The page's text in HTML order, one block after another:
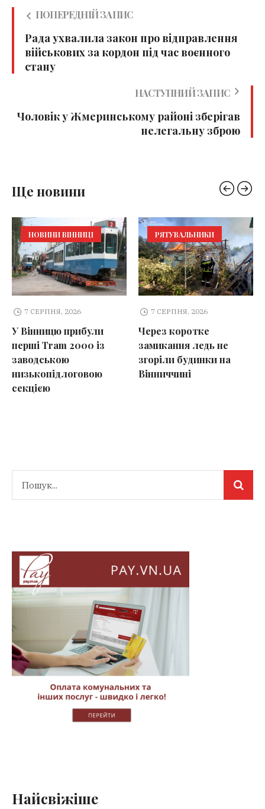
ПОПЕРЕДНІЙ ЗАПИС
Рада ухвалила закон про відправлення
військових за кордон під час воєнного
стану
НАСТУПНИЙ ЗАПИС
Чоловік у Жмеринському районі зберігав
нелегальну зброю
Ще новини
НОВИНИ ВІННИЦІ
7 СЕРПНЯ, 2026
У Вінницю прибули
перші Tram 2000 із
заводською
низькопідлоговою
секцією
РЯТУВАЛЬНИКИ
7 СЕРПНЯ, 2026
Через коротке
замикання ледь не
згоріли будинки на
Вінниччині
Найсвіжіше